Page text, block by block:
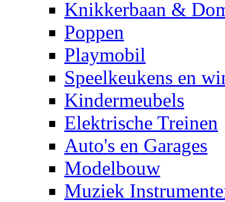
Knikkerbaan &
Poppen
Playmobil
Speelkeukens en
Kindermeubels
Elektrische Treinen
Auto's en Garages
Modelbouw
Muziek